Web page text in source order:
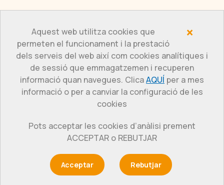
×
Aquest web utilitza cookies que
permeten el funcionament i la prestació
dels serveis del web així com cookies analítiques i
de sessió que emmagatzemen i recuperen
informació quan navegues. ClicaAQUÍ per a mes
informació o per a canviar la configuració de les
cookies
Pots acceptar les cookies d’anàlisi prement
ACCEPTAR o REBUTJAR
Acceptar Rebutjar
Actualitat